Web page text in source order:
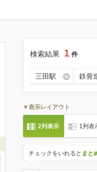
検索結果 1 件
三田駅 鉄骨
▼表示レイアウト
2列表示 1列表
チェックをいれると まと